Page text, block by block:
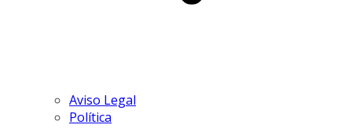
Aviso Legal
Política